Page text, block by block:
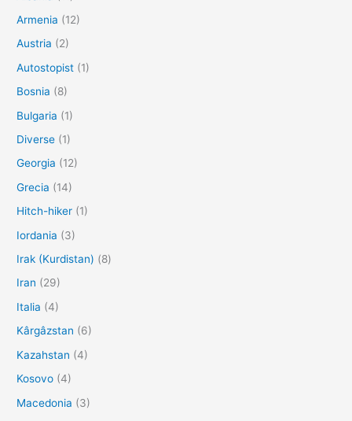
Armenia (12)
Austria (2)
Autostopist (1)
Bosnia (8)
Bulgaria (1)
Diverse (1)
Georgia (12)
Grecia (14)
Hitch-hiker (1)
Iordania (3)
Irak (Kurdistan) (8)
Iran (29)
Italia (4)
Kârgâzstan (6)
Kazahstan (4)
Kosovo (4)
Macedonia (3)